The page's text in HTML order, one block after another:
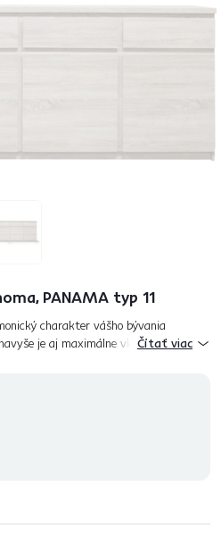
PANAMA typ 11
charakter vášho bývania
je aj maximálne vkusný? To môže
Čítať viac